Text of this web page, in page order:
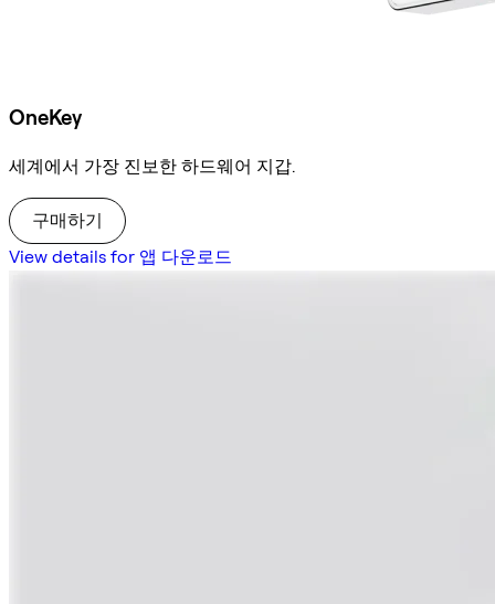
OneKey
세계에서 가장 진보한 하드웨어 지갑.
구매하기
View details for 앱 다운로드